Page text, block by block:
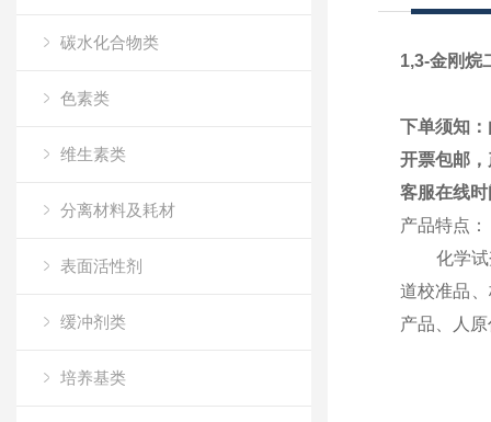
碳水化合物类
色素类
维生素类
分离材料及耗材
表面活性剂
缓冲剂类
培养基类
1,3-金刚烷
下单须知
开票包邮
客服在线
产品特点：
化学
道校准品
产品、人